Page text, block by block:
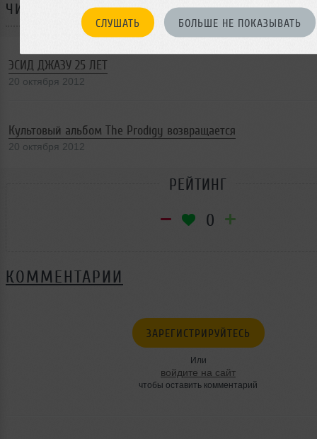
СЛУШАТЬ БОЛЬШЕ НЕ ПОКАЗЫВАТЬ
ЧИТАЙТЕ ТАКЖЕ:
ЭСИД ДЖАЗУ 25 ЛЕТ
20 октября 2012
Культовый альбом The Prodigy возвращается
20 октября 2012
РЕЙТИНГ
0
КОММЕНТАРИИ
ЗАРЕГИСТРИРУЙТЕСЬ
Или
войдите на сайт
чтобы оставить комментарий